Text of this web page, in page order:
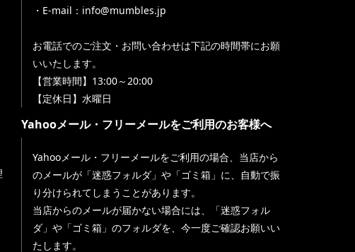
・E-mail：info@mumbles.jp
お電話でのご注文・お問い合わせは下記の時間帯にお願
いいたします。
【営業時間】13:00～20:00
【定休日】水曜日
Yahooメール・フリーメールをご利用のお客様へ
Yahooメール・フリーメールをご利用の場合、当店から
のメールが「迷惑フォルダ」や「ゴミ箱」に、自動で振
り分けられてしまうことがあります。
当店からのメールが届かない場合には、「迷惑フォル
ダ」や「ゴミ箱」のフォルダを、今一度ご確認お願いい
たします。